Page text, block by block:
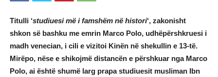
Titulli ‘studiuesi më i famshëm në histori‘, zakonisht
shkon së bashku me emrin Marco Polo, udhëpërshkruesi i
madh venecian, i cili e vizitoi Kinën në shekullin e 13-të.
Mirëpo, nëse e shikojmë distancën e përshkuar nga Marco
Polo, ai është shumë larg prapa studiuesit musliman Ibn